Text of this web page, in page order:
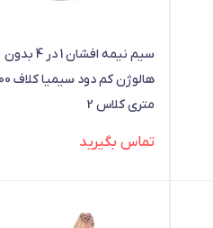
سیم نیمه افشان 1 در 4 بدون
هالوژن کم دود
متری کلاس 2
تماس بگیرید